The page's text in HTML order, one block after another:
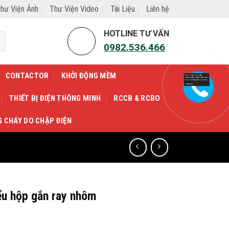
Viện Ảnh Thư Viện Video Tài Liệu Liên hệ
HOTLINE TƯ VẤN
0982.536.466
CONTACTOR KHỞI ĐỘNG MỀM
THIẾT BỊ ĐIỆN THÔNG MINH RCCB & RCBO
CHÁY DO CHẬP ĐIỆN
hộp gắn ray nhôm